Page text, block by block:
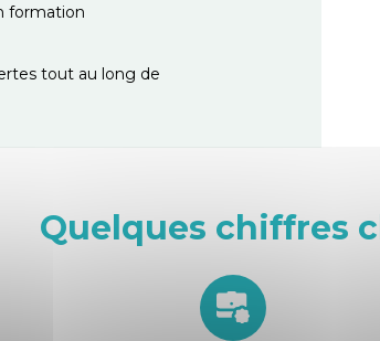
formation
tout au long de
Quelques chiffres